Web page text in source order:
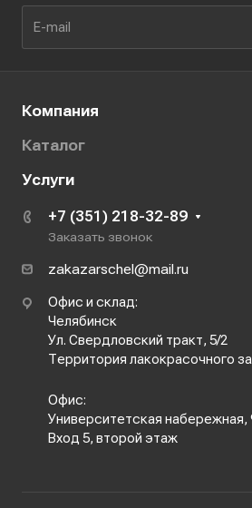
Компания
Каталог
Услуги
+7 (351) 218-32-89
Заказать звонок
zakazarschel@mail.ru
Офис и склад:
Челябинск
Ул. Свердловский тракт, 5/2
Территория лакокрасочного
Офис:
Университетская набережная,
Вход 5, второй этаж